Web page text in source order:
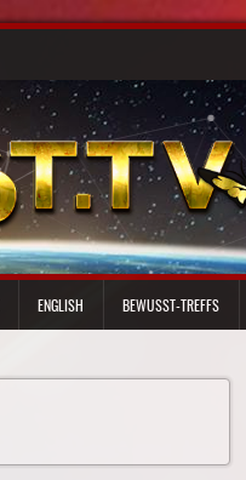
ENGLISH BEWUSST-TREFFS